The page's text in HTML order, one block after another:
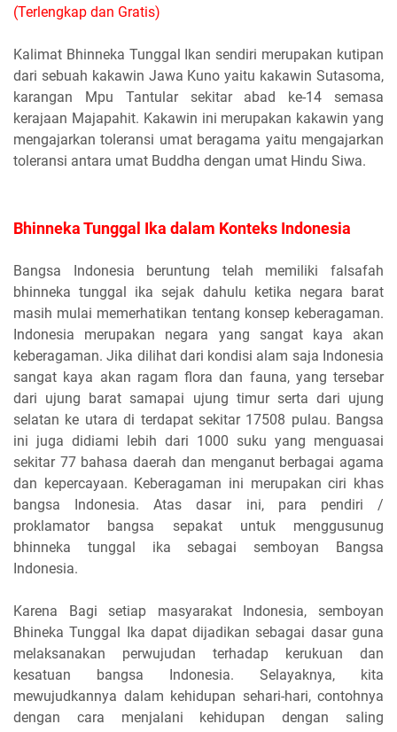
(Terlengkap dan Gratis)
Kalimat Bhinneka Tunggal Ikan sendiri merupakan kutipan
dari sebuah kakawin Jawa Kuno yaitu kakawin Sutasoma,
karangan Mpu Tantular sekitar abad ke-14 semasa
kerajaan Majapahit. Kakawin ini merupakan kakawin yang
mengajarkan toleransi umat beragama yaitu mengajarkan
toleransi antara umat Buddha dengan umat Hindu Siwa.
Bhinneka Tunggal Ika dalam Konteks Indonesia
Bangsa Indonesia beruntung telah memiliki falsafah
bhinneka tunggal ika sejak dahulu ketika negara barat
masih mulai memerhatikan tentang konsep keberagaman.
Indonesia merupakan negara yang sangat kaya akan
keberagaman. Jika dilihat dari kondisi alam saja Indonesia
sangat kaya akan ragam flora dan fauna, yang tersebar
dari ujung barat samapai ujung timur serta dari ujung
selatan ke utara di terdapat sekitar 17508 pulau. Bangsa
ini juga didiami lebih dari 1000 suku yang menguasai
sekitar 77 bahasa daerah dan menganut berbagai agama
dan kepercayaan. Keberagaman ini merupakan ciri khas
bangsa Indonesia. Atas dasar ini, para pendiri /
proklamator bangsa sepakat untuk menggusunug
bhinneka tunggal ika sebagai semboyan Bangsa
Indonesia.
Karena Bagi setiap masyarakat Indonesia, semboyan
Bhineka Tunggal Ika dapat dijadikan sebagai dasar guna
melaksanakan perwujudan terhadap kerukuan dan
kesatuan bangsa Indonesia. Selayaknya, kita
mewujudkannya dalam kehidupan sehari-hari, contohnya
dengan cara menjalani kehidupan dengan saling